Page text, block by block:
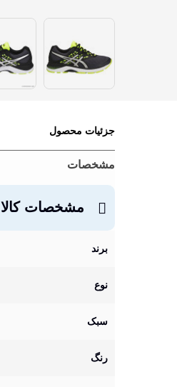
جزئیات محصول
مشخصات
مشخصات کالا
برند
نوع
سبک
رنگ